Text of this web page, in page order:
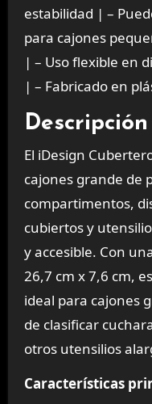
estabilidad | –
para cajones
| – Uso flexible en
| – Fabricado en
El iDesign
cajones grande de
compartimentos,
cubiertos y
y accesible. Con
26,7 cm x 7,6 cm,
ideal para cajones
de clasificar
otros utensilios
Características